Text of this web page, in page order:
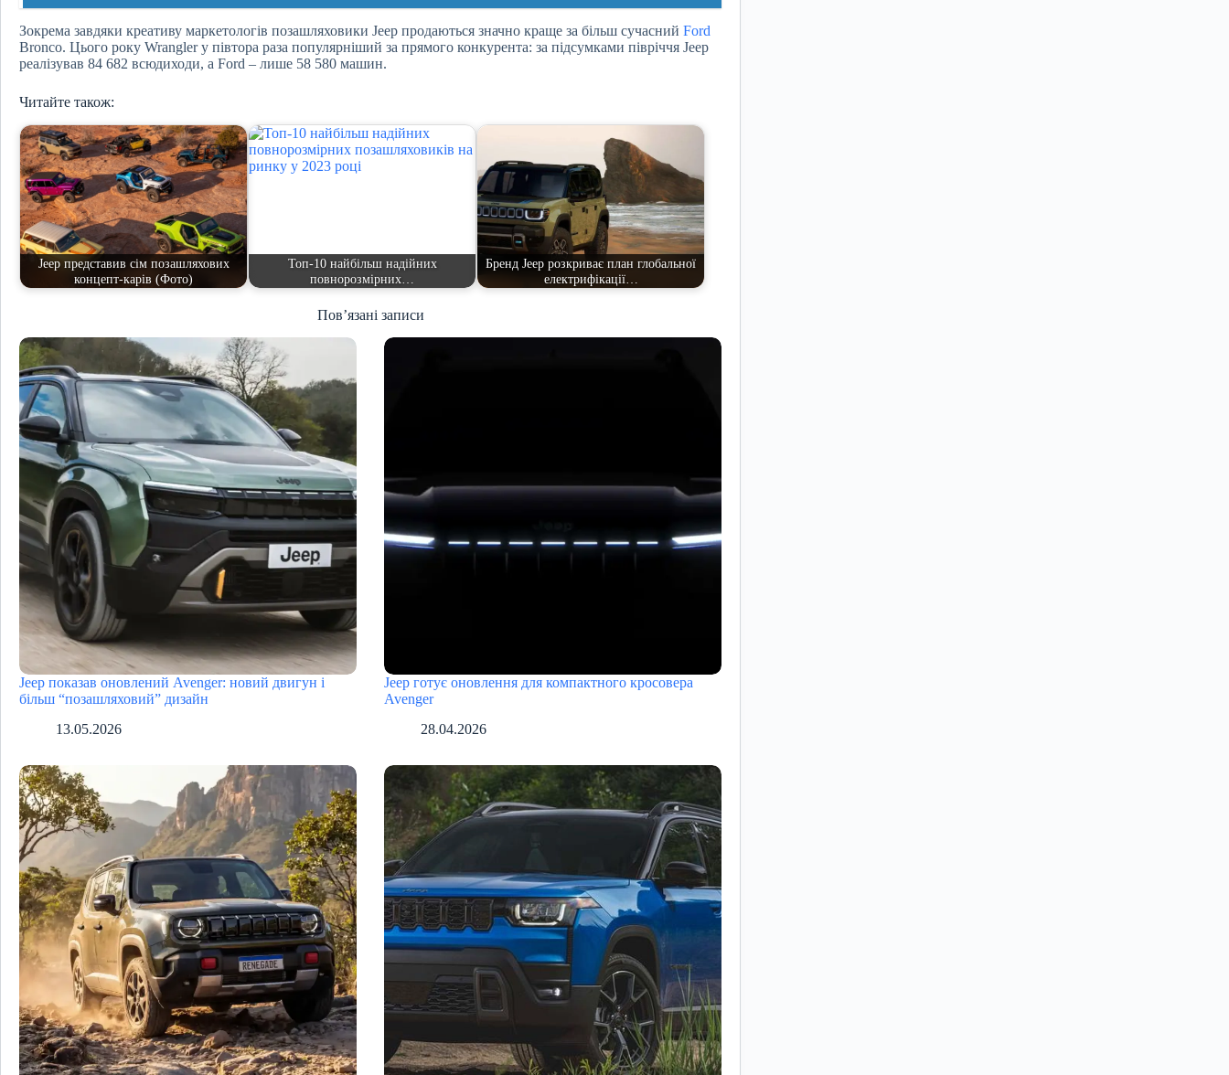
Зокрема завдяки креативу маркетологів позашляховики Jeep продаються значно краще за більш сучасний Ford
Bronco. Цього року Wrangler у півтора раза популярніший за прямого конкурента: за підсумками півріччя Jeep
реалізував 84 682 всюдиходи, а Ford – лише 58 580 машин.
Читайте також:
Jeep представив сім позашляхових
концепт-карів (Фото)
Топ-10 найбільш надійних
повнорозмірних…
Бренд Jeep розкриває план глобальної
електрифікації…
Пов’язані записи
Jeep показав оновлений Avenger: новий двигун і
більш “позашляховий” дизайн
13.05.2026
Jeep готує оновлення для компактного кросовера
Avenger
28.04.2026